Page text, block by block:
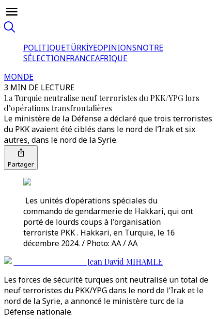
POLITIQUETÜRKİYEOPINIONSNOTRE
SÉLECTIONFRANCEAFRIQUE
MONDE
3 MIN DE LECTURE
La Turquie neutralise neuf terroristes du PKK/YPG lors
d’opérations transfrontalières
Le ministère de la Défense a déclaré que trois terroristes
du PKK avaient été ciblés dans le nord de l’Irak et six
autres, dans le nord de la Syrie.
Partager
Les unités d'opérations spéciales du
commando de gendarmerie de Hakkari, qui ont
porté de lourds coups à l'organisation
terroriste PKK . Hakkari, en Turquie, le 16
décembre 2024. / Photo: AA / AA
Jean David MIHAMLE
Les forces de sécurité turques ont neutralisé un total de
neuf terroristes du PKK/YPG dans le nord de l’Irak et le
nord de la Syrie, a annoncé le ministère turc de la
Défense nationale.